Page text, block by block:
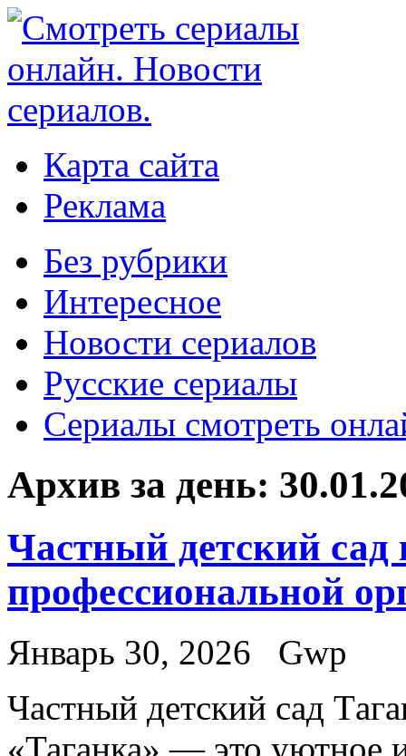
Карта сайта
Реклама
Без рубрики
Интересное
Новости сериалов
Русские сериалы
Сериалы смотреть
Архив за день:
Частный детский сад
профессиональной
Январь 30, 2026
Gwp
Чaстный дeтский сaд
«Таганка» — это уютное